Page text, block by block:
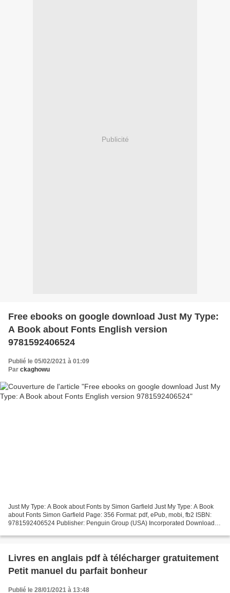
Publicité
Free ebooks on google download Just My Type:
A Book about Fonts English version
9781592406524
Publié le 05/02/2021 à 01:09
Par ckaghowu
Just My Type: A Book about Fonts by Simon Garfield Just My Type: A Book
about Fonts Simon Garfield Page: 356 Format: pdf, ePub, mobi, fb2 ISBN:
9781592406524 Publisher: Penguin Group (USA) Incorporated Download
Livres en anglais pdf à télécharger gratuitement
Petit manuel du parfait bonheur
Publié le 28/01/2021 à 13:48